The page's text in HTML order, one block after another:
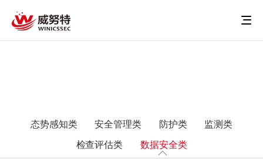
态势感知类 安全管理类 防护类 监测类
检查评估类 数据安全类